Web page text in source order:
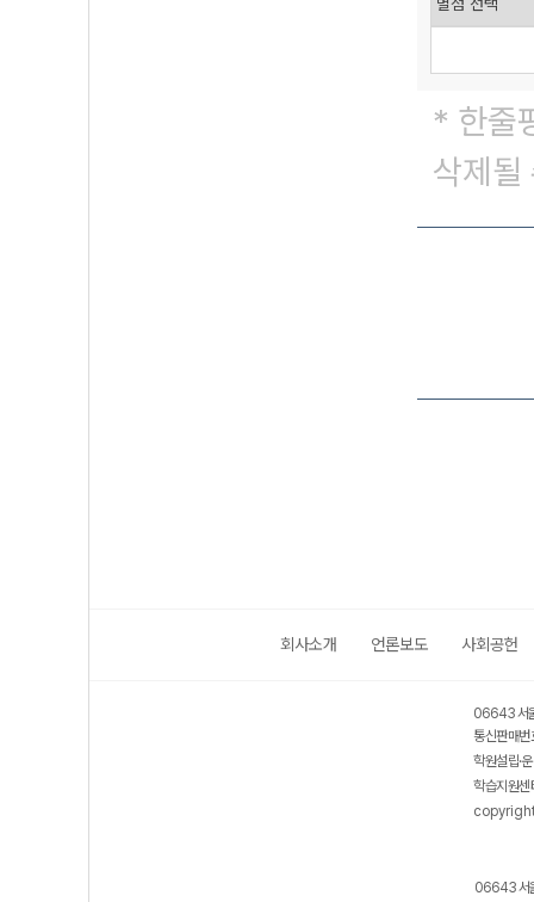
* 한줄
삭제될
회사소개 언론보도 사회공헌
06643 서
통신판매
학원설립·
학습지원
06643 서